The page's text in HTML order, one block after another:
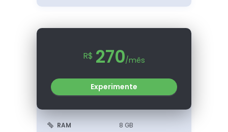
R$ 270/mês
Experimente
RAM
8 GB